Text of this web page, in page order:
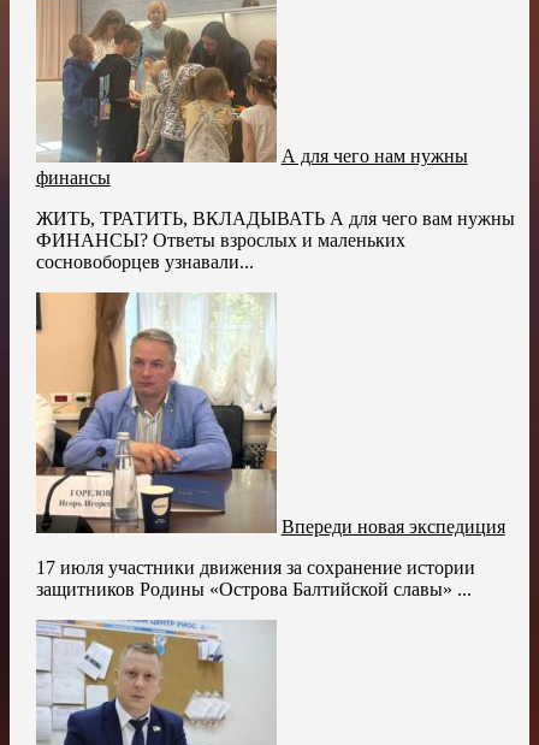
А для чего нам нужны
финансы
ЖИТЬ, ТРАТИТЬ, ВКЛАДЫВАТЬ А для чего вам нужны
ФИНАНСЫ? Ответы взрослых и маленьких
сосновоборцев узнавали...
Впереди новая экспедиция
17 июля участники движения за сохранение истории
защитников Родины «Острова Балтийской славы» ...